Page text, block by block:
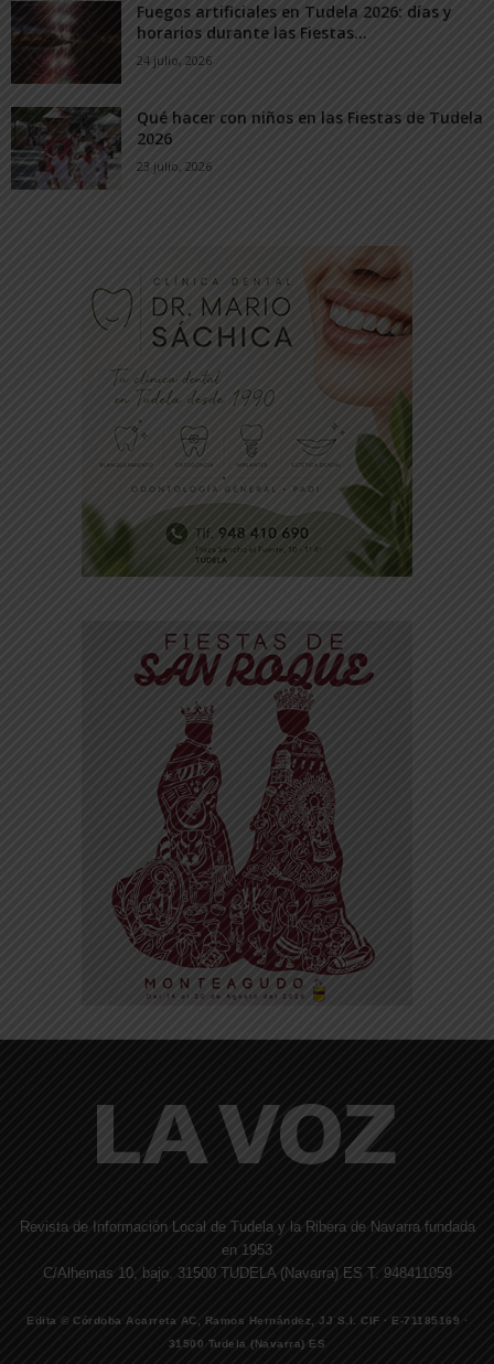
Fuegos artificiales en Tudela 2026: días y
horarios durante las Fiestas...
24 julio, 2026
Qué hacer con niños en las Fiestas de Tudela
2026
23 julio, 2026
Revista de Información Local de Tudela y la Ribera de Navarra fundada
en 1953
C/Alhemas 10, bajo. 31500 TUDELA (Navarra) ES T. 948411059
Edita © Córdoba Acarreta AC, Ramos Hernández, JJ S.I. CIF · E-71185169 ·
31500 Tudela (Navarra) ES